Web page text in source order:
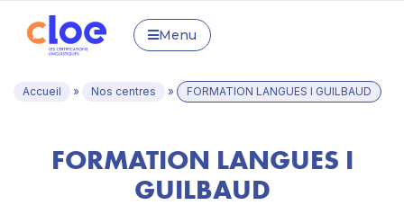
Menu
Accueil » Nos centres » FORMATION LANGUES I GUILBAUD
FORMATION LANGUES I
GUILBAUD